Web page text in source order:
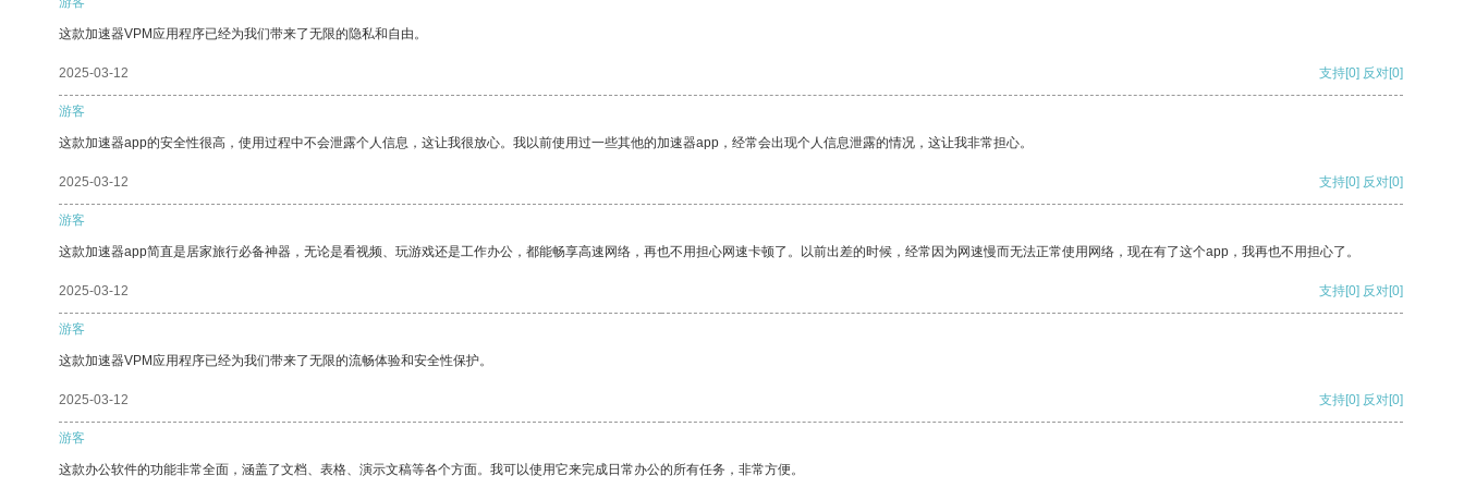
这款加速器VPM应用程序已经为我们带来了无限的隐私和自由。
2025-03-12 支持[0] 反对[0]
游客
这款加速器app的安全性很高，使用过程中不会泄露个人信息，这让我很放心。我以前使用过一些其他的加速器app，经常会出现个人信息泄露的情况，这让我非常担心。
2025-03-12 支持[0] 反对[0]
游客
这款加速器app简直是居家旅行必备神器，无论是看视频、玩游戏还是工作办公，都能畅享高速网络，再也不用担心网速卡顿了。以前出差的时候，经常因为网速慢而无法正常使用网络，现在有了这个app，我再也不用担心了。
2025-03-12 支持[0] 反对[0]
游客
这款加速器VPM应用程序已经为我们带来了无限的流畅体验和安全性保护。
2025-03-12 支持[0] 反对[0]
游客
这款办公软件的功能非常全面，涵盖了文档、表格、演示文稿等各个方面。我可以使用它来完成日常办公的所有任务，非常方便。